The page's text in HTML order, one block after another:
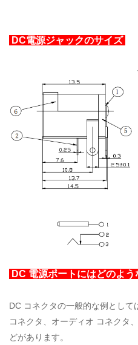
DC電源ジャックのサイズ
DC 電源ポートにはどのよ
DC コネクタの一般的な例とし
コネクタ、オーディオ コネクタ
どがあります。